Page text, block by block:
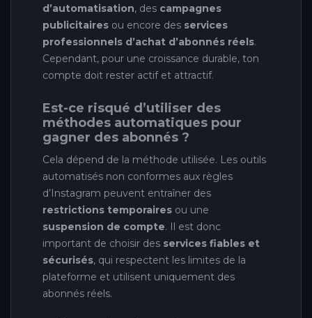
d’automatisation, des campagnes
publicitaires ou encore des services
professionnels d’achat d’abonnés réels.
Cependant, pour une croissance durable, ton
compte doit rester actif et attractif.
Est-ce risqué d’utiliser des
méthodes automatiques pour
gagner des abonnés ?
Cela dépend de la méthode utilisée. Les outils
automatisés non conformes aux règles
d’Instagram peuvent entraîner des
restrictions temporaires ou une
suspension de compte. Il est donc
important de choisir des services fiables et
sécurisés, qui respectent les limites de la
plateforme et utilisent uniquement des
abonnés réels.